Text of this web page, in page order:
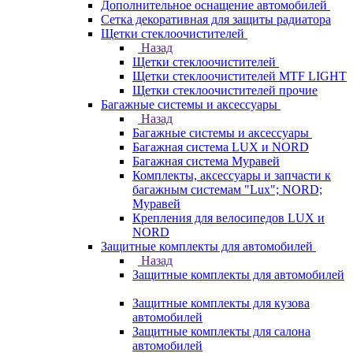
Дополнительное оснащение автомобилей
Сетка декоративная для защиты радиатора
Щетки стеклоочистителей
Назад
Щетки стеклоочистителей
Щетки стеклоочистителей MTF LIGHT
Щетки стеклоочистителей прочие
Багажные системы и аксессуары
Назад
Багажные системы и аксессуары
Багажная система LUX и NORD
Багажная система Муравей
Комплекты, аксессуары и запчасти к
багажным системам "Lux"; NORD;
Муравей
Крепления для велосипедов LUX и
NORD
Защитные комплекты для автомобилей
Назад
Защитные комплекты для автомобилей
Защитные комплекты для кузова
автомобилей
Защитные комплекты для салона
автомобилей